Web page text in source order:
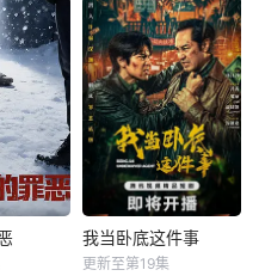
我当卧底这件事
更新至第19集